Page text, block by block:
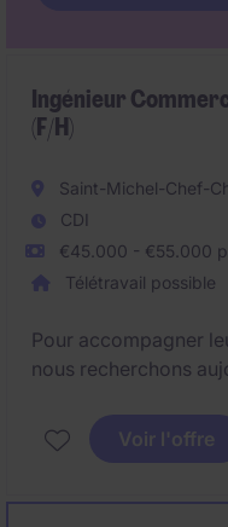
Ingénieur
(F/H)
Saint-Michel-Chef-
CDI
€45.000 - €55.000
Télétravail possible
Pour accompagner
nous recherchons
Dans le cadre d'un
Voir l'offre